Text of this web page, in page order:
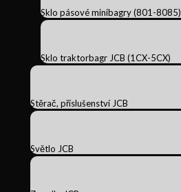
Sklo pásové minibagry (801-8085)
Sklo traktorbagr JCB (1CX-5CX)
Stěrač, příslušenství JCB
Světlo JCB